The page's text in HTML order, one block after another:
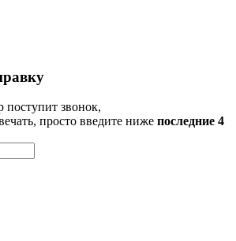
звонок,
просто введите ниже последние 4